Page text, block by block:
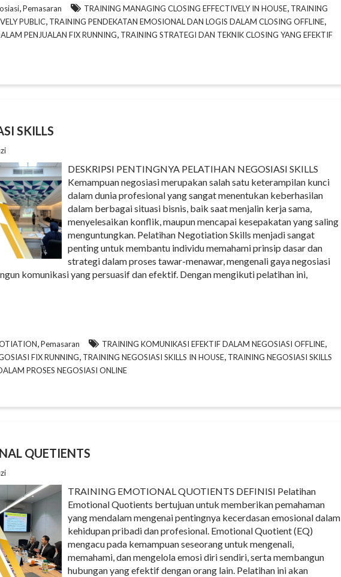
,Pemasaran TRAINING MANAGING CLOSING EFFECTIVELY IN HOUSE, TRAINING
PUBLIC, TRAINING PENDEKATAN EMOSIONAL DAN LOGIS DALAM CLOSING OFFLINE,
PENJUALAN FIX RUNNING, TRAINING STRATEGI DAN TEKNIK CLOSING YANG EFEKTIF
SKILLS
DESKRIPSI PENTINGNYA PELATIHAN NEGOSIASI SKILLS
Kemampuan negosiasi merupakan salah satu keterampilan kunci
dalam dunia profesional yang sangat menentukan keberhasilan
dalam berbagai situasi bisnis, baik saat menjalin kerja sama,
menyelesaikan konflik, maupun mencapai kesepakatan yang saling
menguntungkan. Pelatihan Negotiation Skills menjadi sangat
penting untuk membantu individu memahami prinsip dasar dan
strategi dalam proses tawar-menawar, mengenali gaya negosiasi
komunikasi yang persuasif dan efektif. Dengan mengikuti pelatihan ini,
,Pemasaran TRAINING KOMUNIKASI EFEKTIF DALAM NEGOSIASI OFFLINE,
FIX RUNNING, TRAINING NEGOSIASI SKILLS IN HOUSE, TRAINING NEGOSIASI SKILLS
PROSES NEGOSIASI ONLINE
QUETIENTS
TRAINING EMOTIONAL QUOTIENTS DEFINISI Pelatihan
Emotional Quotients bertujuan untuk memberikan pemahaman
yang mendalam mengenai pentingnya kecerdasan emosional dalam
kehidupan pribadi dan profesional. Emotional Quotient (EQ)
mengacu pada kemampuan seseorang untuk mengenali,
memahami, dan mengelola emosi diri sendiri, serta membangun
hubungan yang efektif dengan orang lain. Pelatihan ini akan